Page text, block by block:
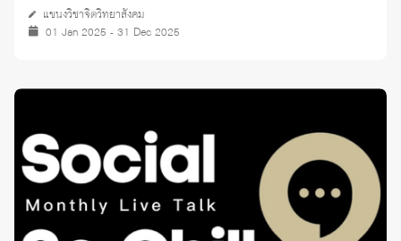
แขนงวิชาจิตวิทยาสังคม
01 Jan 2025 - 31 Dec 2025